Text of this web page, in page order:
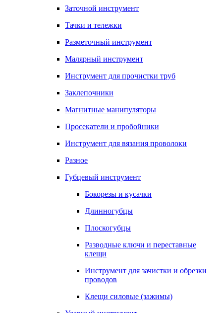
Заточной инструмент
Тачки и тележки
Разметочный инструмент
Малярный инструмент
Инструмент для прочистки труб
Заклепочники
Магнитные манипуляторы
Просекатели и пробойники
Инструмент для вязания проволоки
Разное
Губцевый инструмент
Бокорезы и кусачки
Длинногубцы
Плоскогубцы
Разводные ключи и переставные
клещи
Инструмент для зачистки и обрезки
проводов
Клещи силовые (зажимы)